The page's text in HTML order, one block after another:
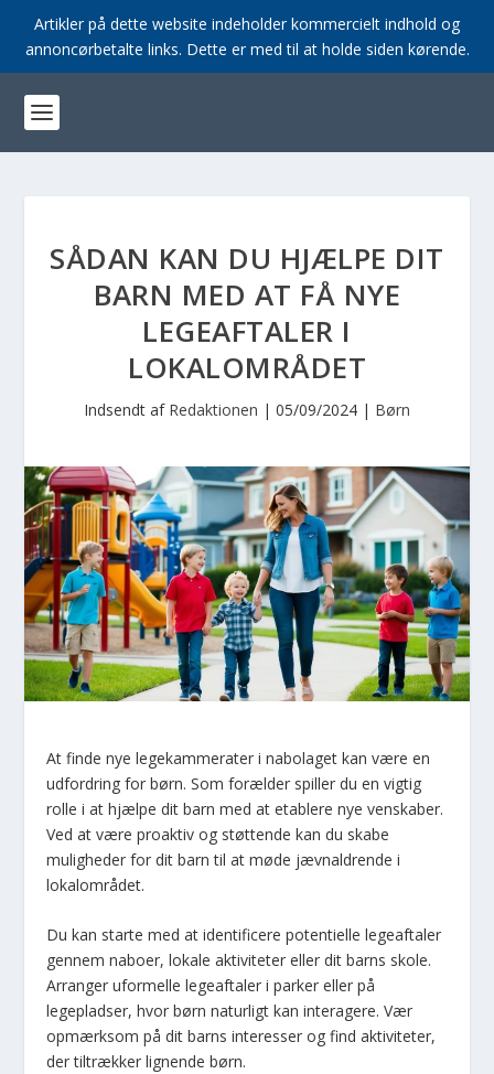
Artikler på dette website indeholder kommercielt indhold og
annoncørbetalte links. Dette er med til at holde siden kørende.
SÅDAN KAN DU HJÆLPE DIT
BARN MED AT FÅ NYE
LEGEAFTALER I
LOKALOMRÅDET
Indsendt af Redaktionen | 05/09/2024 | Børn
At finde nye legekammerater i nabolaget kan være en
udfordring for børn. Som forælder spiller du en vigtig
rolle i at hjælpe dit barn med at etablere nye venskaber.
Ved at være proaktiv og støttende kan du skabe
muligheder for dit barn til at møde jævnaldrende i
lokalområdet.
Du kan starte med at identificere potentielle legeaftaler
gennem naboer, lokale aktiviteter eller dit barns skole.
Arranger uformelle legeaftaler i parker eller på
legepladser, hvor børn naturligt kan interagere. Vær
opmærksom på dit barns interesser og find aktiviteter,
der tiltrækker lignende børn.